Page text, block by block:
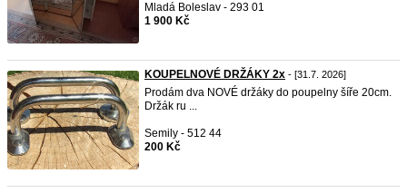
Mladá Boleslav - 293 01
1 900 Kč
KOUPELNOVÉ DRŽÁKY 2x - [31.7. 2026]
Prodám dva NOVÉ držáky do poupelny šíře 20cm.
Držák ru ...
Semily - 512 44
200 Kč